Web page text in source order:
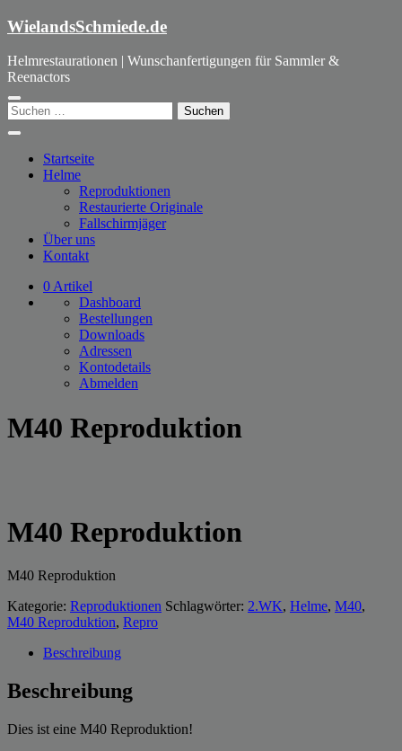
Zum
springen
WielandsSchmiede.de
Helmrestaurationen | Wunschanfertigungen für Sammler &
Reenactors
Suchen
nach:
Startseite
Helme
Reproduktionen
Restaurierte Originale
Fallschirmjäger
Über uns
Kontakt
0 Artikel
Dashboard
Bestellungen
Downloads
Adressen
Kontodetails
Abmelden
M40 Reproduktion
M40 Reproduktion
M40 Reproduktion
Kategorie: Reproduktionen Schlagwörter: 2.WK, Helme, M40,
M40 Reproduktion, Repro
Beschreibung
Beschreibung
Dies ist eine M40 Reproduktion!